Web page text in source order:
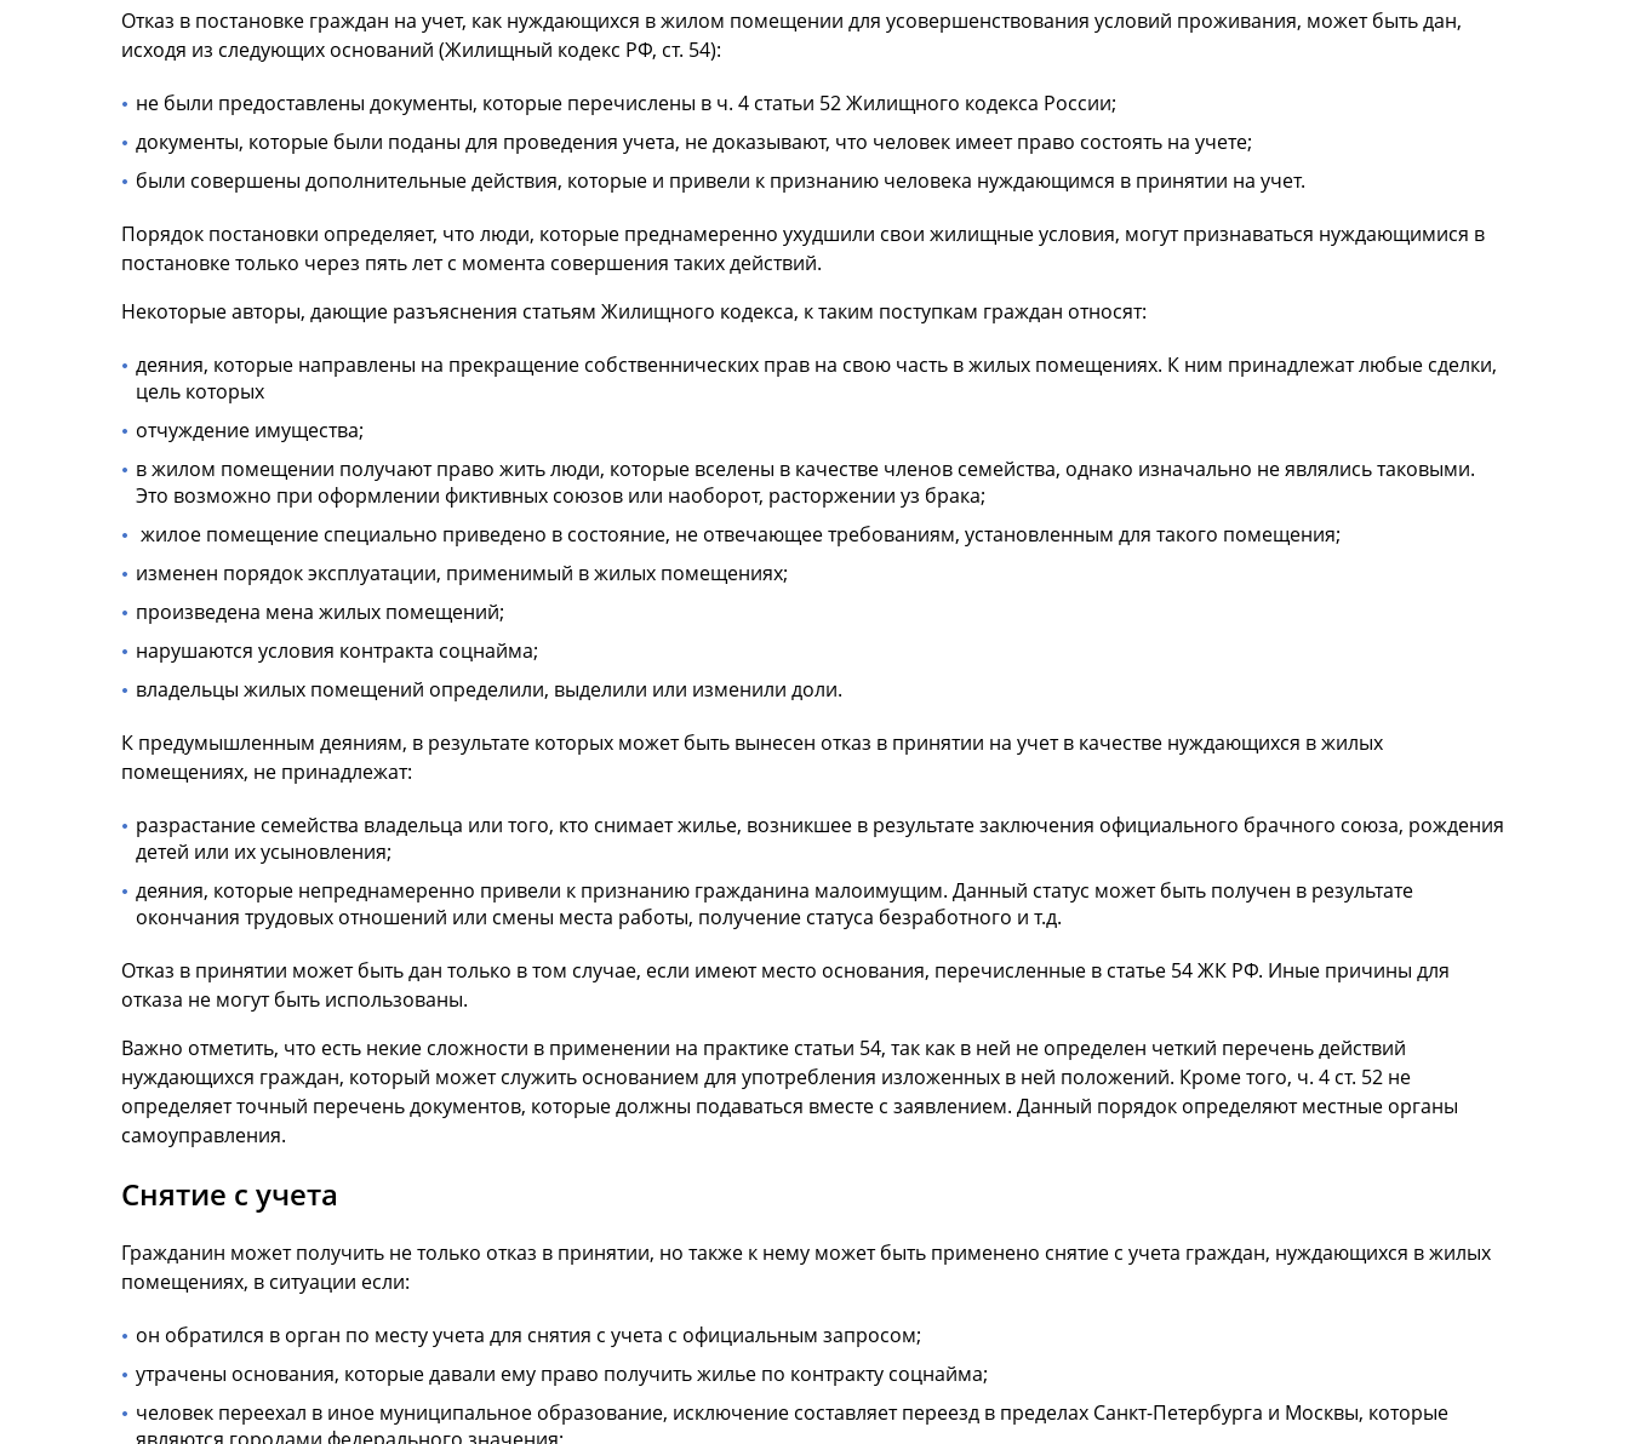
Отказ в постановке граждан на учет, как нуждающихся в жилом помещении для усовершенствования условий проживания, может быть дан,
исходя из следующих оснований (Жилищный кодекс РФ, ст. 54):
не были предоставлены документы, которые перечислены в ч. 4 статьи 52 Жилищного кодекса России;
документы, которые были поданы для проведения учета, не доказывают, что человек имеет право состоять на учете;
были совершены дополнительные действия, которые и привели к признанию человека нуждающимся в принятии на учет.
Порядок постановки определяет, что люди, которые преднамеренно ухудшили свои жилищные условия, могут признаваться нуждающимися в
постановке только через пять лет с момента совершения таких действий.
Некоторые авторы, дающие разъяснения статьям Жилищного кодекса, к таким поступкам граждан относят:
деяния, которые направлены на прекращение собственнических прав на свою часть в жилых помещениях. К ним принадлежат любые сделки,
цель которых
отчуждение имущества;
в жилом помещении получают право жить люди, которые вселены в качестве членов семейства, однако изначально не являлись таковыми.
Это возможно при оформлении фиктивных союзов или наоборот, расторжении уз брака;
жилое помещение специально приведено в состояние, не отвечающее требованиям, установленным для такого помещения;
изменен порядок эксплуатации, применимый в жилых помещениях;
произведена мена жилых помещений;
нарушаются условия контракта соцнайма;
владельцы жилых помещений определили, выделили или изменили доли.
К предумышленным деяниям, в результате которых может быть вынесен отказ в принятии на учет в качестве нуждающихся в жилых
помещениях, не принадлежат:
разрастание семейства владельца или того, кто снимает жилье, возникшее в результате заключения официального брачного союза, рождения
детей или их усыновления;
деяния, которые непреднамеренно привели к признанию гражданина малоимущим. Данный статус может быть получен в результате
окончания трудовых отношений или смены места работы, получение статуса безработного и т.д.
Отказ в принятии может быть дан только в том случае, если имеют место основания, перечисленные в статье 54 ЖК РФ. Иные причины для
отказа не могут быть использованы.
Важно отметить, что есть некие сложности в применении на практике статьи 54, так как в ней не определен четкий перечень действий
нуждающихся граждан, который может служить основанием для употребления изложенных в ней положений. Кроме того, ч. 4 ст. 52 не
определяет точный перечень документов, которые должны подаваться вместе с заявлением. Данный порядок определяют местные органы
самоуправления.
Снятие с учета
Гражданин может получить не только отказ в принятии, но также к нему может быть применено снятие с учета граждан, нуждающихся в жилых
помещениях, в ситуации если:
он обратился в орган по месту учета для снятия с учета с официальным запросом;
утрачены основания, которые давали ему право получить жилье по контракту соцнайма;
человек переехал в иное муниципальное образование, исключение составляет переезд в пределах Санкт-Петербурга и Москвы, которые